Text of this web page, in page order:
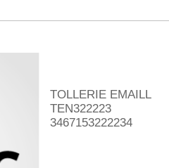
TOLLERIE EMAILL
TEN322223
3467153222234